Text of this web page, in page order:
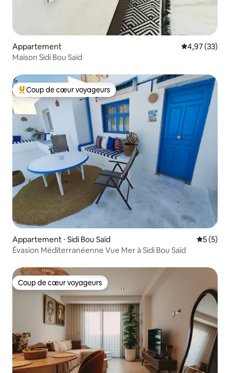
Appartement Évaluation
4,97 (33)
Maison Sidi Bou Saïd
Coups de cœur voyageurs les plus appréciés
Coup de cœur voyageurs
Appartement ⋅ Sidi Bou Saïd
5 (5)
Évasion Méditerranéenne Vue Mer à Sidi Bou Saïd
Coup de cœur voyageurs
Coup de cœur voyageurs